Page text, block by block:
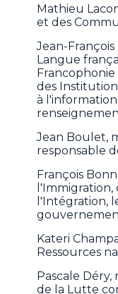
Mathieu
et des
Jean-
Langue
Francophonie
des
à
Jean Boulet,
responsable
François
l'Immigration,
l'Intégration,
Kateri
Ressources
Pascale
de la Lutte